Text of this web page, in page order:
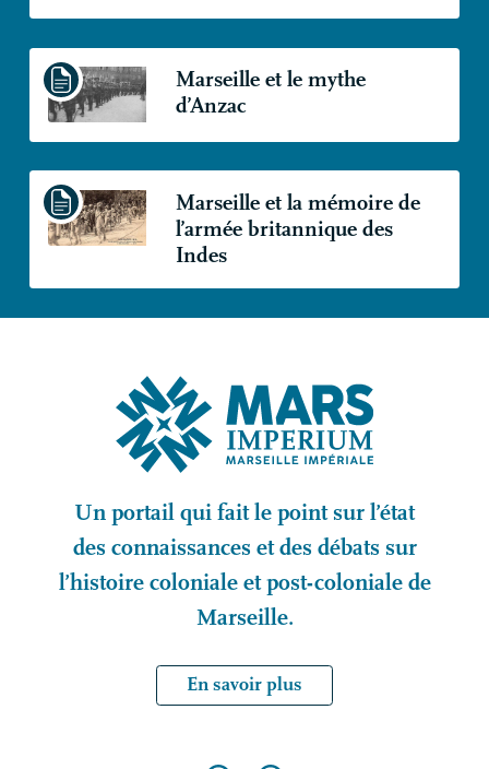
Marseille et le mythe
d’Anzac
Marseille et la mémoire de
l’armée britannique des
Indes
Un portail qui fait le point sur l’état
des connaissances et des débats sur
l’histoire coloniale et post-coloniale de
Marseille.
En savoir plus